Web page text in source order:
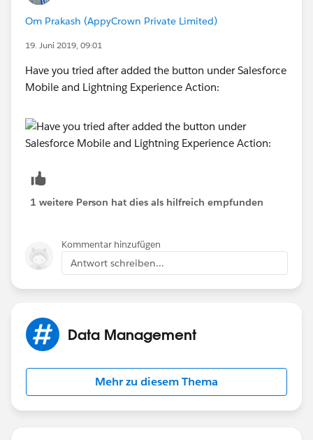
Sakthivel Madesh
Om Prakash (AppyCrown Private Limited)
19. Juni 2019, 09:01
Have you tried after added the button under Salesforce
Mobile and Lightning Experience Action:
1 weitere Person hat dies als hilfreich empfunden
Kommentar hinzufügen
Antwort schreiben...
Data Management
Mehr zu diesem Thema